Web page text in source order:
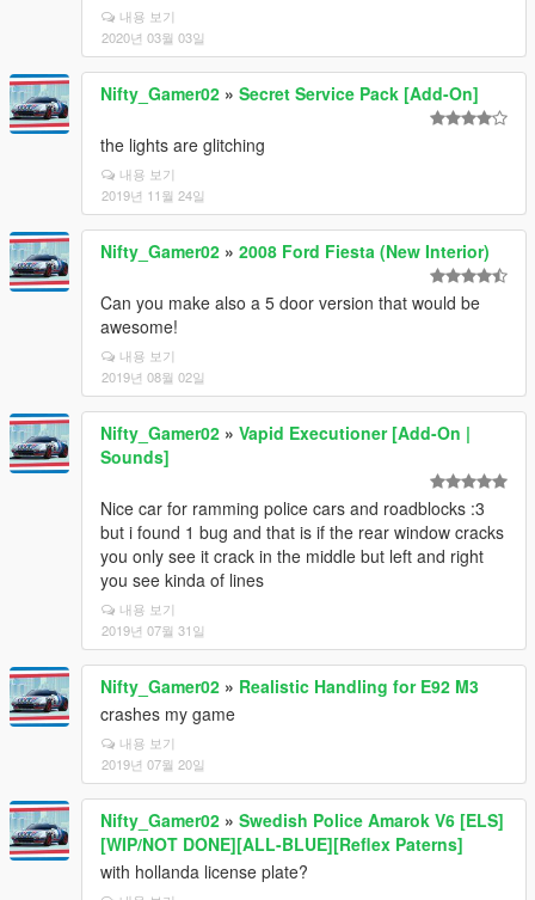
내용 보기
2020년 03월 03일
Nifty_Gamer02 » Secret Service Pack [Add-On]
the lights are glitching
내용 보기
2019년 11월 24일
Nifty_Gamer02 » 2008 Ford Fiesta (New Interior)
Can you make also a 5 door version that would be
awesome!
내용 보기
2019년 08월 02일
Nifty_Gamer02 » Vapid Executioner [Add-On |
Sounds]
Nice car for ramming police cars and roadblocks :3
but i found 1 bug and that is if the rear window cracks
you only see it crack in the middle but left and right
you see kinda of lines
내용 보기
2019년 07월 31일
Nifty_Gamer02 » Realistic Handling for E92 M3
crashes my game
내용 보기
2019년 07월 20일
Nifty_Gamer02 » Swedish Police Amarok V6 [ELS]
[WIP/NOT DONE][ALL-BLUE][Reflex Paterns]
with hollanda license plate?